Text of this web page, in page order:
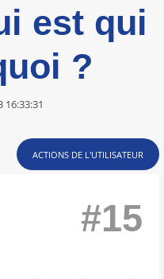
est qui
?
ACTIONS DE L'UTILISATEUR
#15